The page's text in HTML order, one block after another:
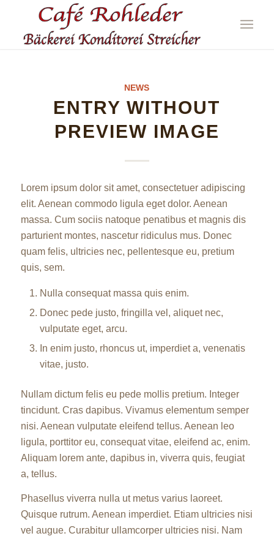
NEWS
ENTRY WITHOUT
PREVIEW IMAGE
Lorem ipsum dolor sit amet, consectetuer adipiscing
elit. Aenean commodo ligula eget dolor. Aenean
massa. Cum sociis natoque penatibus et magnis dis
parturient montes, nascetur ridiculus mus. Donec
quam felis, ultricies nec, pellentesque eu, pretium
quis, sem.
Nulla consequat massa quis enim.
Donec pede justo, fringilla vel, aliquet nec,
vulputate eget, arcu.
In enim justo, rhoncus ut, imperdiet a, venenatis
vitae, justo.
Nullam dictum felis eu pede mollis pretium. Integer
tincidunt. Cras dapibus. Vivamus elementum semper
nisi. Aenean vulputate eleifend tellus. Aenean leo
ligula, porttitor eu, consequat vitae, eleifend ac, enim.
Aliquam lorem ante, dapibus in, viverra quis, feugiat
a, tellus.
Phasellus viverra nulla ut metus varius laoreet.
Quisque rutrum. Aenean imperdiet. Etiam ultricies nisi
vel augue. Curabitur ullamcorper ultricies nisi. Nam